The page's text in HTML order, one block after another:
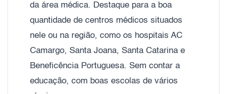
da área médica. Destaque para a boa
quantidade de centros médicos situados
nele ou na região, como os hospitais AC
Camargo, Santa Joana, Santa Catarina e
Beneficência Portuguesa. Sem contar a
educação, com boas escolas de vários